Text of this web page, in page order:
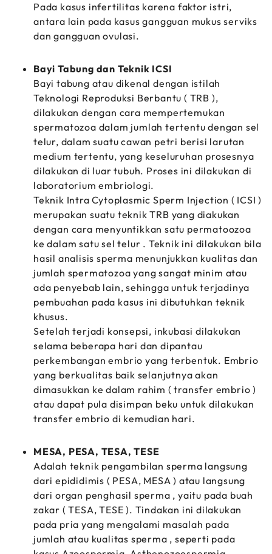
Pada kasus infertilitas karena faktor istri,
antara lain pada kasus gangguan mukus serviks
dan gangguan ovulasi.
Bayi Tabung dan Teknik ICSI
Bayi tabung atau dikenal dengan istilah
Teknologi Reproduksi Berbantu ( TRB ),
dilakukan dengan cara mempertemukan
spermatozoa dalam jumlah tertentu dengan sel
telur, dalam suatu cawan petri berisi larutan
medium tertentu, yang keseluruhan prosesnya
dilakukan di luar tubuh. Proses ini dilakukan di
laboratorium embriologi.
Teknik Intra Cytoplasmic Sperm Injection ( ICSI )
merupakan suatu teknik TRB yang diakukan
dengan cara menyuntikkan satu permatoozoa
ke dalam satu sel telur . Teknik ini dilakukan bila
hasil analisis sperma menunjukkan kualitas dan
jumlah spermatozoa yang sangat minim atau
ada penyebab lain, sehingga untuk terjadinya
pembuahan pada kasus ini dibutuhkan teknik
khusus.
Setelah terjadi konsepsi, inkubasi dilakukan
selama beberapa hari dan dipantau
perkembangan embrio yang terbentuk. Embrio
yang berkualitas baik selanjutnya akan
dimasukkan ke dalam rahim ( transfer embrio )
atau dapat pula disimpan beku untuk dilakukan
transfer embrio di kemudian hari.
MESA, PESA, TESA, TESE
Adalah teknik pengambilan sperma langsung
dari epididimis ( PESA, MESA ) atau langsung
dari organ penghasil sperma , yaitu pada buah
zakar ( TESA, TESE ). Tindakan ini dilakukan
pada pria yang mengalami masalah pada
jumlah atau kualitas sperma , seperti pada